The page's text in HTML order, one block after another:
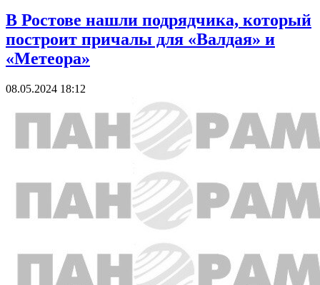
В Ростове нашли подрядчика, который
построит причалы для «Валдая» и
«Метеора»
08.05.2024 18:12